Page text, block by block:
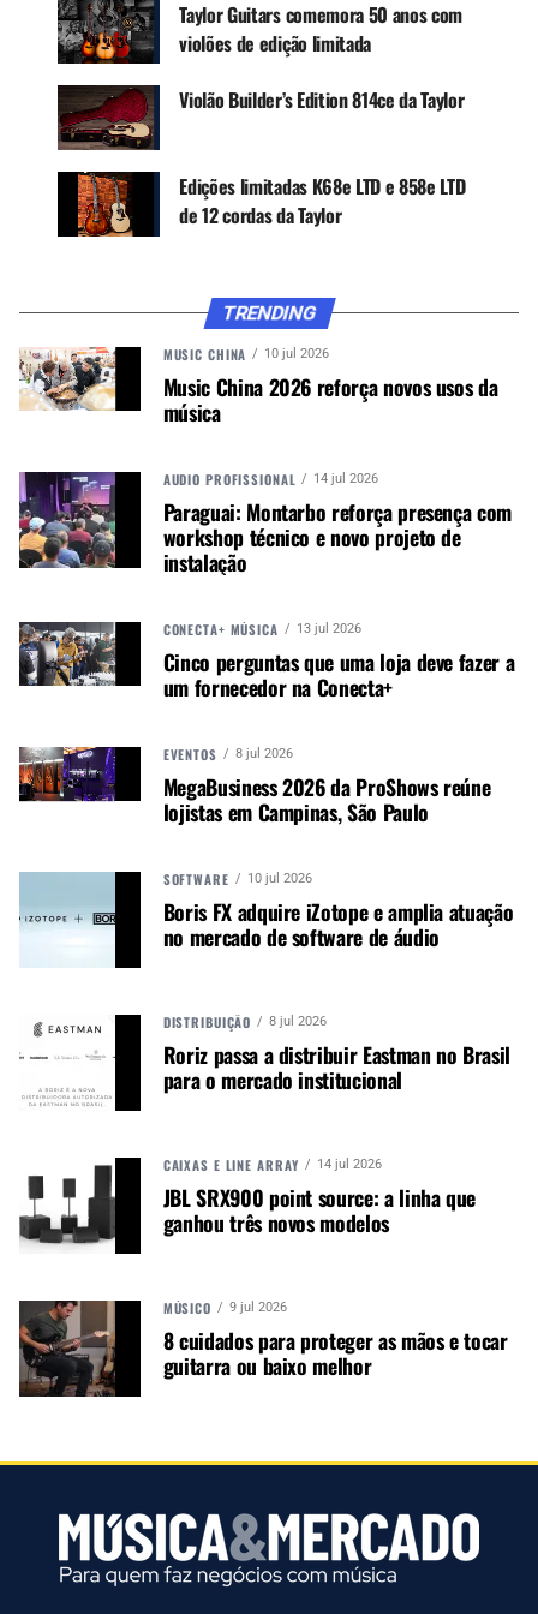
melhor com seu som digno de palco.”
CONTINUE ACOMPANHANDO
Receba novas matérias do Música & Mercado no
WhatsApp e no Google News.
Google News
da arquitetura. A atualização cosmética também
apresenta acabamento Sunburst tabaco, uma
escolha de design vista mais recentemente em
outras séries da Taylor, incluindo vários novos
tampo purfling preto e branco e uma roseta
especial adicionam detalhes nítidos, realçados por
um corpo com acabamento brilhante. A
combinação clássica de rosewood indiano sólido
e spruce Sitka.
MODELOS
417e
Juntando-se à Série 400 pela primeira vez,
de ombros redondos. O estilo de corpo Grand
Pacific oferece uma opção de corpo mais ampla e
versátil do que um violão tradicional estilo
dreadnought de ombro inclinado. Alimentado por
tabaco, afinadores de níquel, um pickguard falso
de tartaruga junto com componentes eletrônicos
ES2 integrados e um case rígido de luxo.
Com a forma do corpo Grand Auditorium,
assinatura da Taylor, o 414ce oferece som
dinâmico e de espectro total em um pacote
Taylor Guitars comemora 50 anos com
violões de edição limitada
Violão Builder’s Edition 814ce da Taylor
Edições limitadas K68e LTD e 858e LTD
de 12 cordas da Taylor
TRENDING
MUSIC CHINA 10 jul 2026
Music China 2026 reforça novos usos da
música
AUDIO PROFISSIONAL 14 jul 2026
Paraguai: Montarbo reforça presença com
workshop técnico e novo projeto de
instalação
CONECTA+ MÚSICA 13 jul 2026
Cinco perguntas que uma loja deve fazer a
um fornecedor na Conecta+
EVENTOS 8 jul 2026
MegaBusiness 2026 da ProShows reúne
lojistas em Campinas, São Paulo
SOFTWARE 10 jul 2026
Boris FX adquire iZotope e amplia atuação
no mercado de software de áudio
DISTRIBUIÇÃO 8 jul 2026
Roriz passa a distribuir Eastman no Brasil
para o mercado institucional
CAIXAS E LINE ARRAY 14 jul 2026
JBL SRX900 point source: a linha que
ganhou três novos modelos
MÚSICO 9 jul 2026
8 cuidados para proteger as mãos e tocar
guitarra ou baixo melhor